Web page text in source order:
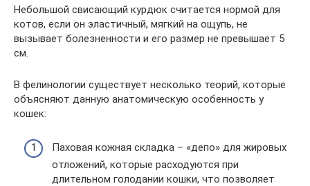
Небольшой свисающий курдюк считается нормой для
котов, если он эластичный, мягкий на ощупь, не
вызывает болезненности и его размер не превышает 5
см.
В фелинологии существует несколько теорий, которые
объясняют данную анатомическую особенность у
кошек:
Паховая кожная складка – «депо» для жировых
отложений, которые расходуются при
длительном голодании кошки, что позволяет